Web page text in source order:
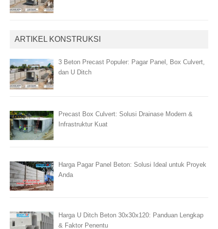
ARTIKEL KONSTRUKSI
3 Beton Precast Populer: Pagar Panel, Box Culvert,
dan U Ditch
Precast Box Culvert: Solusi Drainase Modern &
Infrastruktur Kuat
Harga Pagar Panel Beton: Solusi Ideal untuk Proyek
Anda
Harga U Ditch Beton 30x30x120: Panduan Lengkap
& Faktor Penentu